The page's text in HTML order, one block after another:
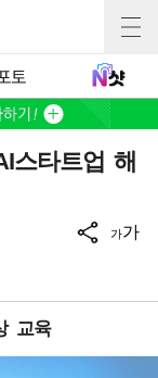
토
스타트업 해
가가
교육